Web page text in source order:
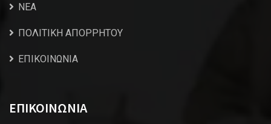
NEA
ΠΟΛΙΤΙΚΗ ΑΠΟΡΡΗΤΟΥ
ΕΠΙΚΟΙΝΩΝΙΑ
ΕΠΙΚΟΙΝΩΝΙΑ